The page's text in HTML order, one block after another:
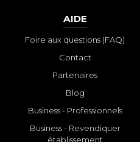
AIDE
Foire aux questions (FAQ)
Contact
Partenaires
Blog
Business - Professionnels
Business - Revendiquer
établissement